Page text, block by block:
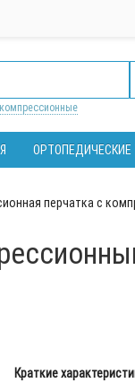
ОРТОПЕДИЧЕСКИЕ
перчатка с
Краткие